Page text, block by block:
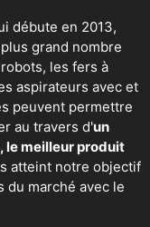
débute en 2013,
grand nombre
, les fers à
aspirateurs avec et
peuvent permettre
au travers d'un
le meilleur produit
atteint notre objectif
du marché avec le